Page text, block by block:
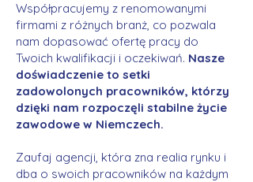
Współpracujemy z renomowanymi
firmami z różnych branż, co pozwala
nam dopasować ofertę pracy do
Twoich kwalifikacji i oczekiwań. Nasze
doświadczenie to setki
zadowolonych pracowników, którzy
dzięki nam rozpoczęli stabilne życie
zawodowe w Niemczech.
Zaufaj agencji, która zna realia rynku i
dba o swoich pracowników na każdym